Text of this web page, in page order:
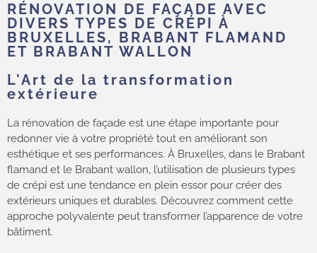
RÉNOVATION DE FAÇADE AVEC
DIVERS TYPES DE CRÉPI À
BRUXELLES, BRABANT FLAMAND
ET BRABANT WALLON
L'Art de la transformation
extérieure
La rénovation de façade est une étape importante pour
redonner vie à votre propriété tout en améliorant son
esthétique et ses performances. À Bruxelles, dans le Brabant
flamand et le Brabant wallon, l’utilisation de plusieurs types
de crépi est une tendance en plein essor pour créer des
extérieurs uniques et durables. Découvrez comment cette
approche polyvalente peut transformer l’apparence de votre
bâtiment.